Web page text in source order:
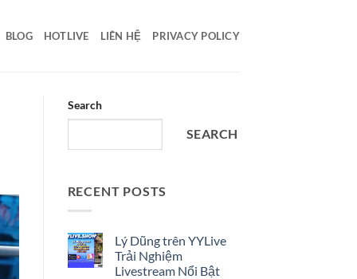
BLOG HOTLIVE LIÊN HỆ PRIVACY POLICY
Search
SEARCH
RECENT POSTS
Lý Dũng trên YYLive
Trải Nghiệm
Livestream Nổi Bật